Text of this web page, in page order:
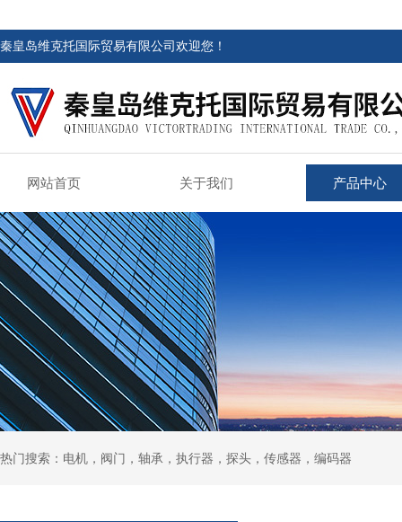
秦皇岛维克托国际贸易有限公司欢迎您！
网站首页 关于我们 产品中心
热门搜索：电机，阀门，轴承，执行器，探头，传感器，编码器